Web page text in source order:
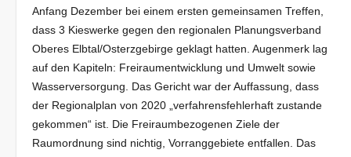
Anfang Dezember bei einem ersten gemeinsamen Treffen,
dass 3 Kieswerke gegen den regionalen Planungsverband
Oberes Elbtal/Osterzgebirge geklagt hatten. Augenmerk lag
auf den Kapiteln: Freiraumentwicklung und Umwelt sowie
Wasserversorgung. Das Gericht war der Auffassung, dass
der Regionalplan von 2020 „verfahrensfehlerhaft zustande
gekommen“ ist. Die Freiraumbezogenen Ziele der
Raumordnung sind nichtig, Vorranggebiete entfallen. Das